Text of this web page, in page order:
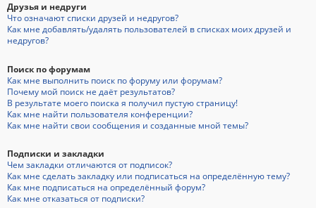
Друзья и недруги
Что означают списки друзей и недругов?
Как мне добавлять/удалять пользователей в списках моих друзей и
недругов?
Поиск по форумам
Как мне выполнить поиск по форуму или форумам?
Почему мой поиск не даёт результатов?
В результате моего поиска я получил пустую страницу!
Как мне найти пользователя конференции?
Как мне найти свои сообщения и созданные мной темы?
Подписки и закладки
Чем закладки отличаются от подписок?
Как мне сделать закладку или подписаться на определённую тему?
Как мне подписаться на определённый форум?
Как мне отказаться от подписки?